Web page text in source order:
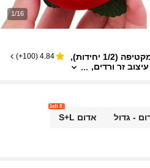
1/16
קופסת טבעות ורדים רומנטית מקטיפה (1/2 יחידות),
זר ורדים,
מארגן אח
4.84
(
100+
)
- גדול אדום S+L
8 left